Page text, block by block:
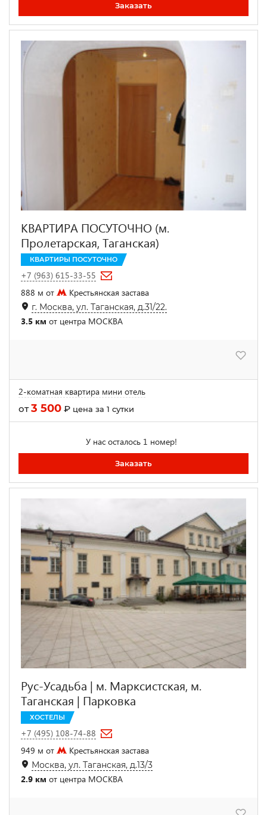
Заказать
КВАРТИРА ПОСУТОЧНО (м.
Пролетарская, Таганская)
КВАРТИРЫ ПОСУТОЧНО
+7 (963) 615-33-55
888 м от
Крестьянская застава
г. Москва, ул. Таганская, д.31/22.
3.5 км от центра МОСКВА
2-коматная квартира мини отель
от3 500 ₽ цена за 1 сутки
У нас осталось 1 номер!
Заказать
Рус-Усадьба | м. Марксистская, м.
Таганская | Парковка
ХОСТЕЛЫ
+7 (495) 108-74-88
949 м от
Крестьянская застава
Москва, ул. Таганская, д.13/3
2.9 км от центра МОСКВА